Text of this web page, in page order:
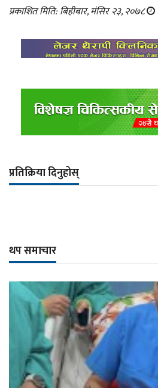
प्रकाशित मिति: बिहीबार, मंसिर २३, २०७८
प्रतिक्रिया दिनुहोस्
थप समाचार